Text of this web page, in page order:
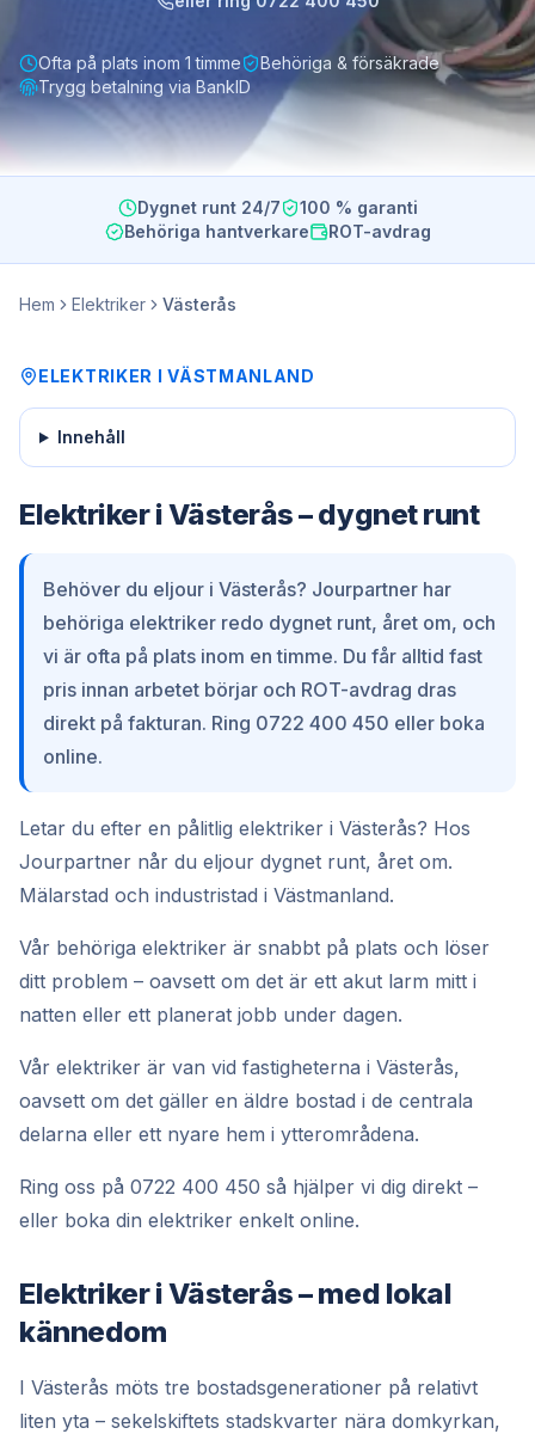
Ofta på plats inom 1 timme
Behöriga & försäkrade
Trygg betalning via BankID
Dygnet runt 24/7
100 % garanti
Behöriga hantverkare
ROT-avdrag
Hem Elektriker Västerås
ELEKTRIKER IVÄSTMANLAND
Innehåll
Elektriker i Västerås – dygnet runt
Behöver du eljour i Västerås? Jourpartner har
behöriga elektriker redo dygnet runt, året om, och
vi är ofta på plats inom en timme. Du får alltid fast
pris innan arbetet börjar och ROT-avdrag dras
direkt på fakturan. Ring 0722 400 450 eller boka
online.
Letar du efter en pålitlig elektriker i Västerås? Hos
Jourpartner når du eljour dygnet runt, året om.
Mälarstad och industristad i Västmanland.
Vår behöriga elektriker är snabbt på plats och löser
ditt problem – oavsett om det är ett akut larm mitt i
natten eller ett planerat jobb under dagen.
Vår elektriker är van vid fastigheterna i Västerås,
oavsett om det gäller en äldre bostad i de centrala
delarna eller ett nyare hem i ytterområdena.
Ring oss på 0722 400 450 så hjälper vi dig direkt –
eller boka din elektriker enkelt online.
Elektriker i Västerås – med lokal
kännedom
I Västerås möts tre bostadsgenerationer på relativt
liten yta – sekelskiftets stadskvarter nära domkyrkan,